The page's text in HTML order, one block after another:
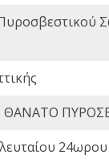
ΘΑΝΑΤΟ